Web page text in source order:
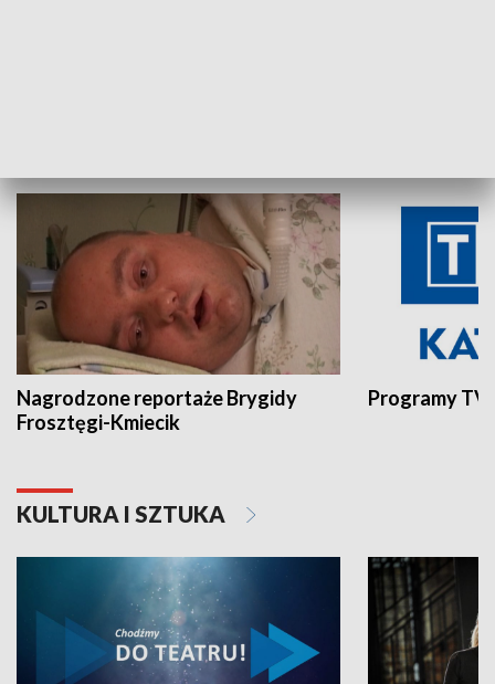
Nagrodzone reportaże Brygidy
Frosztęgi-Kmiecik
Programy
KULTURA I SZTUKA